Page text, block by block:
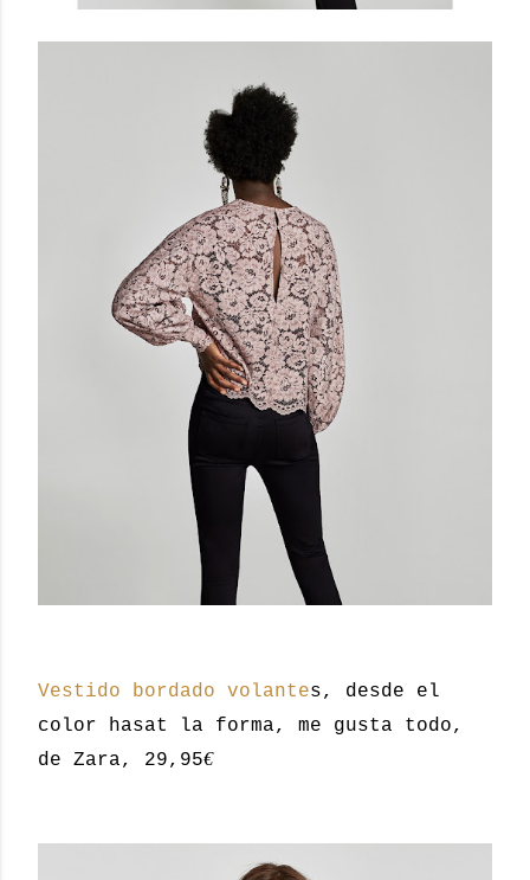
Vestido bordado volantes, desde el
color hasat la forma, me gusta todo,
de Zara, 29,95€